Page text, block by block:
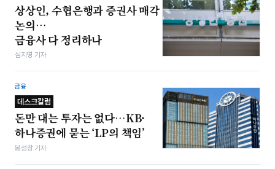
상상인, 수협은행과 증권사 매각
논의…
금융사 다 정리하나
심지영 기자
금융
데스크칼럼
돈만 대는 투자는 없다…KB·
하나증권에 묻는 ‘LP의 책임’
봉성창 기자